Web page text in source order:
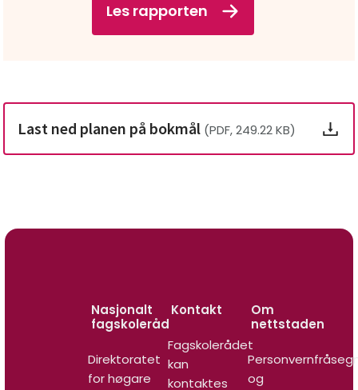
Les rapporten
Last ned planen på bokmål (PDF, 249.22 KB)
Nasjonalt
fagskoleråd
Direktoratet
for høgare
Kontakt
Fagskolerådet
kan
kontaktes
Om
nettstaden
og